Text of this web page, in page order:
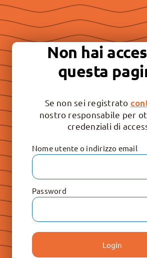
Non hai
questa
Se non sei registrato
nostro responsabile per
credenziali di
Nome utente o indirizzo email
Password
Essere “buona
continuare a
libertà e il rispetto
irrinunciabili: Vita,
Don Paolo Albera
Don Pietro Ricaldone